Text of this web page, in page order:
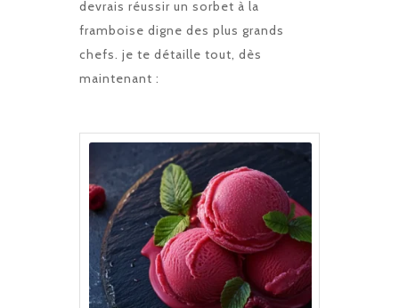
devrais réussir un sorbet à la
framboise digne des plus grands
chefs. je te détaille tout, dès
maintenant :